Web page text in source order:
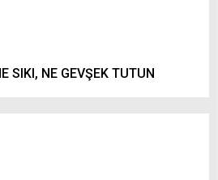
SIKI, NE GEVŞEK TUTUN